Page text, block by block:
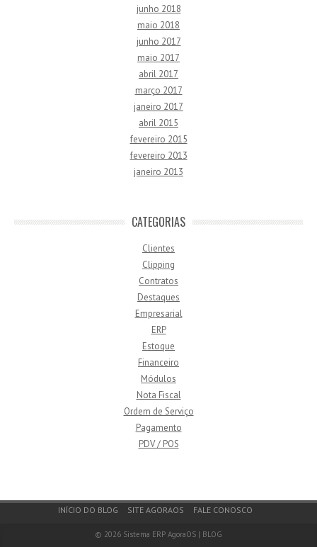
junho 2018
maio 2018
junho 2017
maio 2017
abril 2017
março 2017
janeiro 2017
abril 2015
fevereiro 2015
fevereiro 2013
janeiro 2013
CATEGORIAS
Clientes
Clipping
Contratos
Destaques
Empresarial
ERP
Estoque
Financeiro
Módulos
Nota Fiscal
Ordem de Serviço
Pagamento
PDV / POS
INÍCIO DO BLOG SITE AGORAOS FALE CONOSCO
© 2026 Sistema ERP AgoraOS | BLOG